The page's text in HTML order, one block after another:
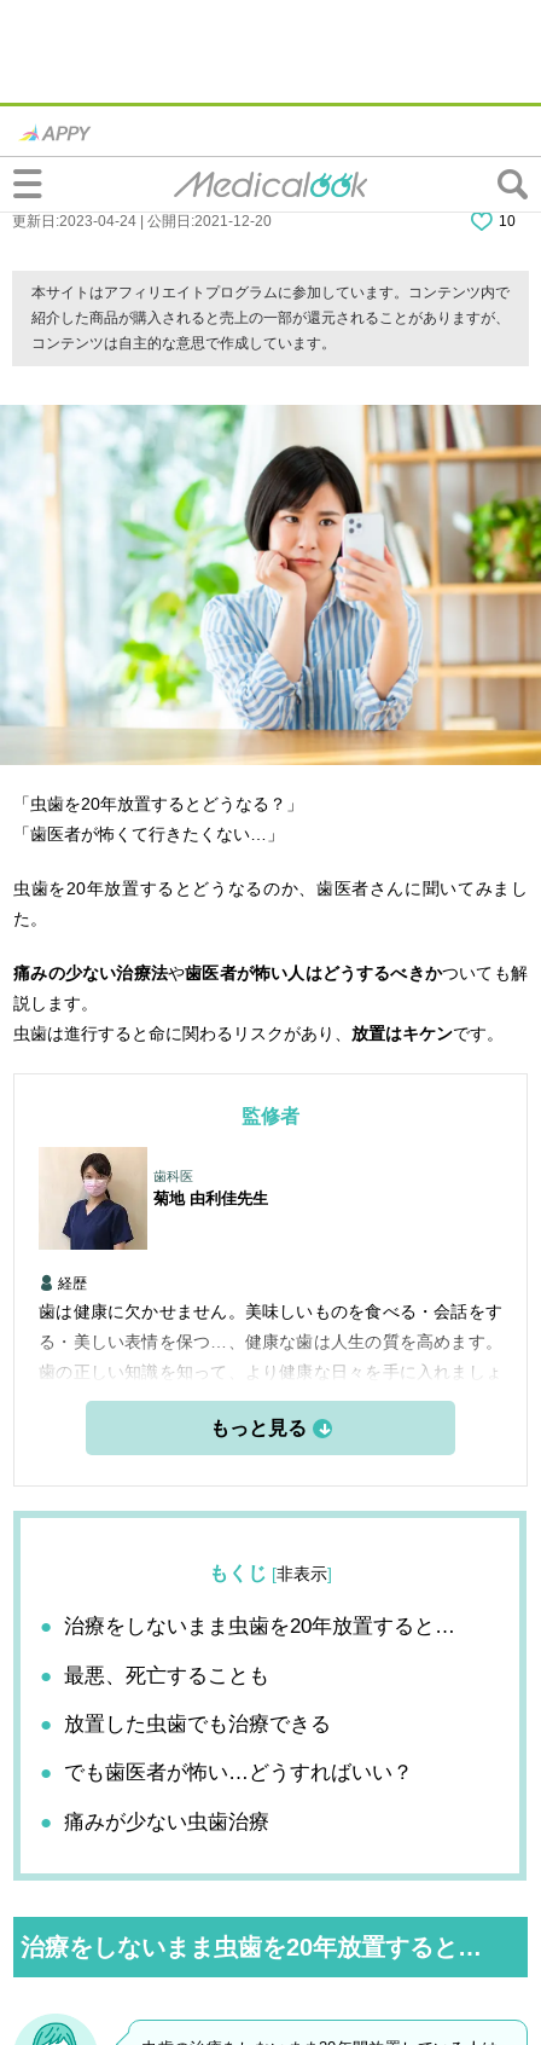
虫歯を20年放置すると…死亡することも。
歯医者が怖い人はどうすれば？
更新日:2023-04-24 | 公開日:2021-12-20 10
本サイトはアフィリエイトプログラムに参加しています。コンテンツ内で
紹介した商品が購入されると売上の一部が還元されることがありますが、
コンテンツは自主的な意思で作成しています。
「虫歯を20年放置するとどうなる？」
「歯医者が怖くて行きたくない…」
虫歯を20年放置するとどうなるのか、歯医者さんに聞いてみまし
た。
痛みの少ない治療法や歯医者が怖い人はどうするべきかついても解
説します。
虫歯は進行すると命に関わるリスクがあり、放置はキケンです。
監修者
歯科医
菊地 由利佳先生
経歴
歯は健康に欠かせません。美味しいものを食べる・会話をす
る・美しい表情を保つ…、健康な歯は人生の質を高めます。
歯の正しい知識を知って、より健康な日々を手に入れましょ
もくじ [非表示]
治療をしないまま虫歯を20年放置すると…
最悪、死亡することも
放置した虫歯でも治療できる
でも歯医者が怖い…どうすればいい？
痛みが少ない虫歯治療
治療をしないまま虫歯を20年放置すると…